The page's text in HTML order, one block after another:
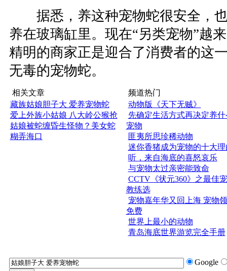
据悉，养这种宠物蛇很安全，也
养在玻璃缸里。现在“另类宠物”越
精明的商家正是迎合了消费者的这
无毒的宠物蛇。
相关文章
藏族姑娘胆子大 爱养宠物蛇
爱上外族小姑娘 八大岭公猴抢
姑娘被蛇缠昏生怪物？美女蛇
糊弄海口
频道热门
动物版《天下无贼》
先确定生活方式再决定养什
宠物
匪夷所思珍稀动物
迷你香猪成为宠物的十大理
听，来自海底的喜怒哀乐
与宠物太过亲密能致命
CCTV《状元360》之最佳
教练选
宠物嘉年华又回上海 宠物
免费
世界上最小的动物
青岛海底世界游览完全手册
Google